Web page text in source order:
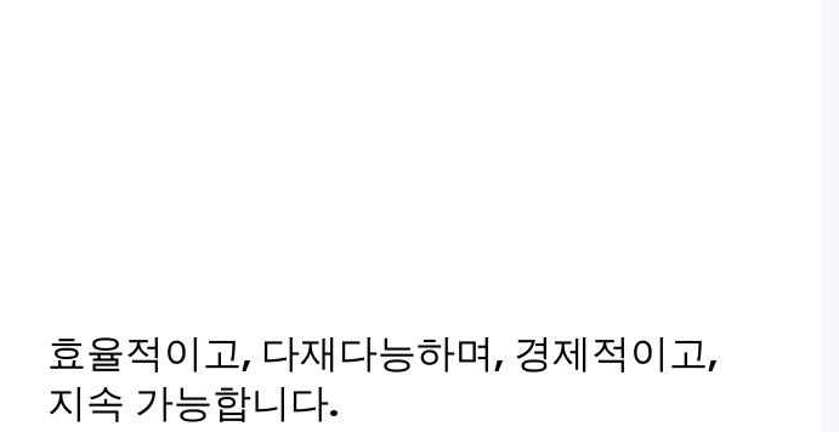
효율적이고, 다재다능하며, 경제적이고,
지속 가능합니다.